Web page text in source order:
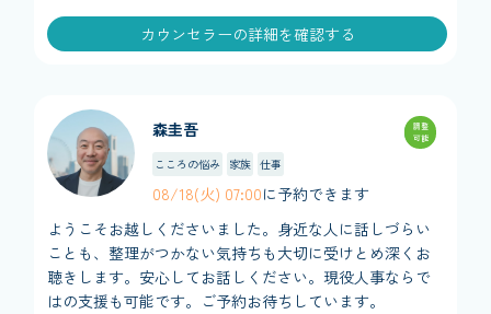
カウンセラーの詳細を確認する
森圭吾
こころの悩み 家族 仕事
08/18(火) 07:00に予約できます
ようこそお越しくださいました。身近な人に話しづらい
ことも、整理がつかない気持ちも大切に受けとめ深くお
聴きします。安心してお話しください。現役人事ならで
はの支援も可能です。ご予約お待ちしています。
調整
可能